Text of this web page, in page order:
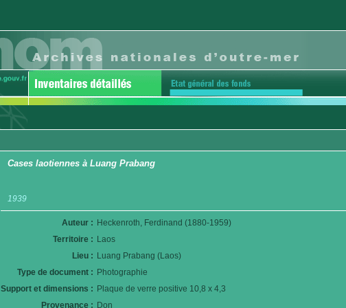
Cases laotiennes à Luang Prabang
1939
Auteur : Heckenroth, Ferdinand (1880-1959)
Territoire : Laos
Lieu : Luang Prabang (Laos)
Type de document : Photographie
Support et dimensions : Plaque de verre positive 10,8 x 4,3
Provenance : Don